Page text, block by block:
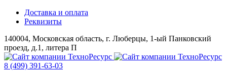
Доставка и оплата
Реквизиты
140004, Московская область, г. Люберцы, 1-ый Панковский
проезд, д.1, литера П
8 (499) 391-63-03